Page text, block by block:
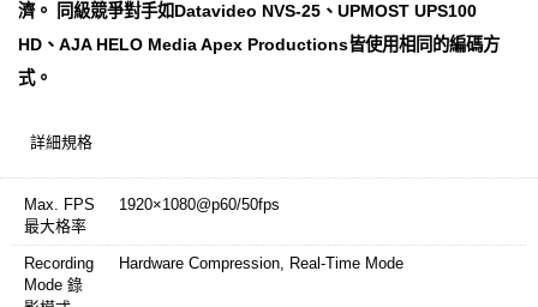
濟。 同級競爭對手如Datavideo NVS-25、UPMOST UPS100
HD、AJA HELO Media Apex Productions皆使用相同的編碼方
式。
詳細規格
Max. FPS
最大格率
1920×1080@p60/50fps
Recording
Mode 錄
Hardware Compression, Real-Time Mode